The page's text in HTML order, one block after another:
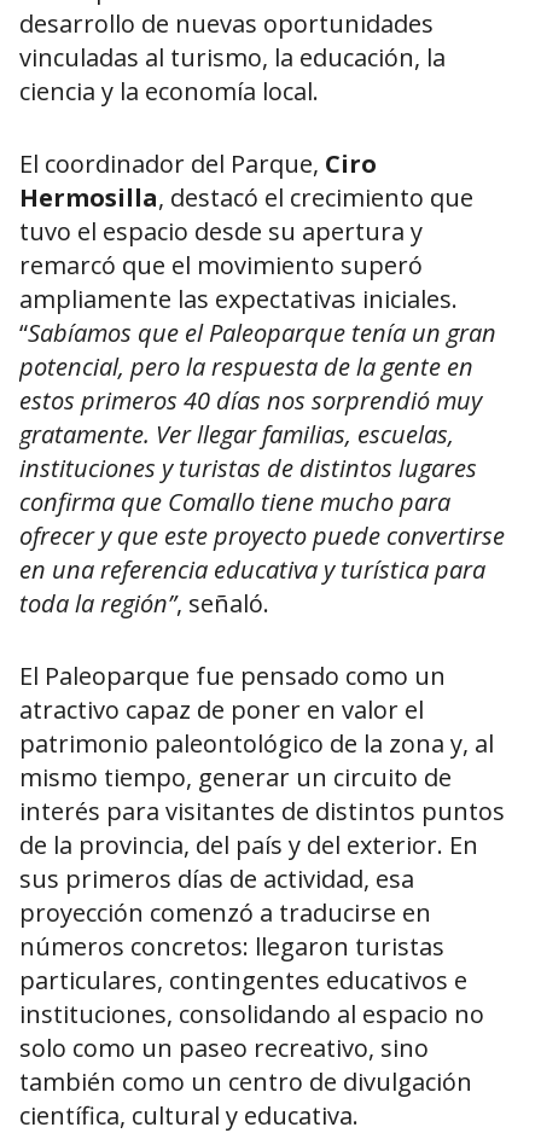
desarrollo de nuevas oportunidades
vinculadas al turismo, la educación, la
ciencia y la economía local.
El coordinador del Parque, Ciro
Hermosilla, destacó el crecimiento que
tuvo el espacio desde su apertura y
remarcó que el movimiento superó
ampliamente las expectativas iniciales.
“Sabíamos que el Paleoparque tenía un gran
potencial, pero la respuesta de la gente en
estos primeros 40 días nos sorprendió muy
gratamente. Ver llegar familias, escuelas,
instituciones y turistas de distintos lugares
confirma que Comallo tiene mucho para
ofrecer y que este proyecto puede convertirse
en una referencia educativa y turística para
toda la región”, señaló.
El Paleoparque fue pensado como un
atractivo capaz de poner en valor el
patrimonio paleontológico de la zona y, al
mismo tiempo, generar un circuito de
interés para visitantes de distintos puntos
de la provincia, del país y del exterior. En
sus primeros días de actividad, esa
proyección comenzó a traducirse en
números concretos: llegaron turistas
particulares, contingentes educativos e
instituciones, consolidando al espacio no
solo como un paseo recreativo, sino
también como un centro de divulgación
científica, cultural y educativa.